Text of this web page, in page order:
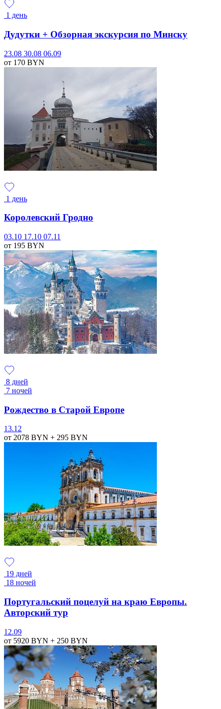
1 день
Дудутки + Обзорная экскурсия по Минску
23.08 30.08 06.09
от 170 BYN
1 день
Королевский Гродно
03.10 17.10 07.11
от 195 BYN
8 дней
7 ночей
Рождество в Старой Европе
13.12
от 2078 BYN + 295 BYN
19 дней
18 ночей
Португальский поцелуй на краю Европы.
Авторский тур
12.09
от 5920 BYN + 250 BYN